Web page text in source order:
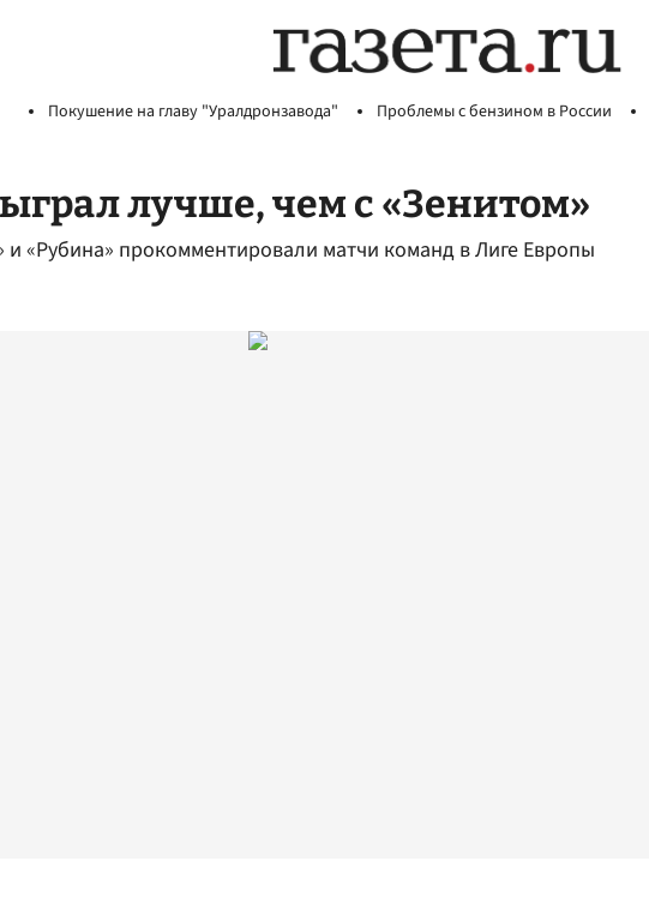
Покушение на главу "Уралдронзавода" Проблемы с бензином в России
лучше, чем с «Зенитом»
и «Рубина» прокомментировали матчи команд в Лиге Европы